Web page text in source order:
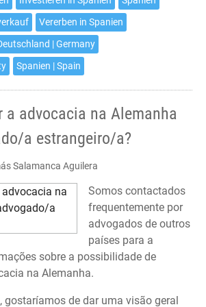
Vererben in Spanien
| Germany
Spanien | Spain
a advocacia na Alemanha
a estrangeiro/a?
Salamanca Aguilera
Somos contactados
frequentemente por
advogados de outros
países para a
sobre a possibilidade de
na Alemanha.
gostaríamos de dar uma visão geral